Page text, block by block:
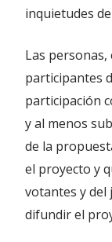
inquietudes
Las personas,
participantes
participación
y al menos
de la
el proyecto y
votantes y del
difundir el